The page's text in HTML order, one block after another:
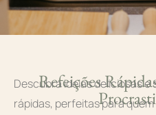
Refeições
Descubra ideias deliciosas
rápidas, perfeitas para